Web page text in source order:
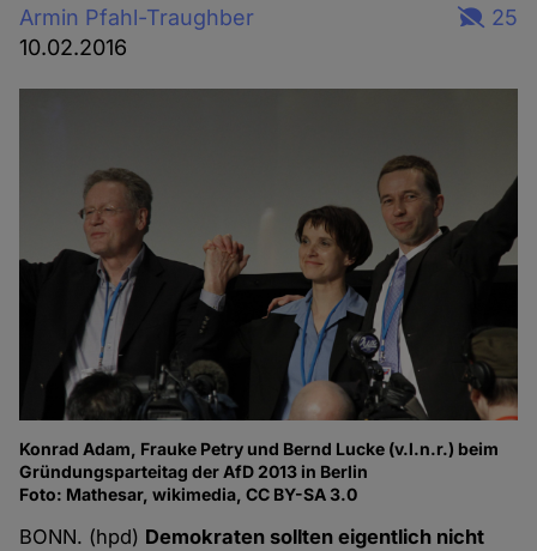
Armin Pfahl-Traughber
10.02.2016
25
Konrad Adam, Frauke Petry und Bernd Lucke (v.l.n.r.) beim
Gründungsparteitag der AfD 2013 in Berlin
Foto: Mathesar, wikimedia, CC BY-SA 3.0
BONN. (hpd) Demokraten sollten eigentlich nicht